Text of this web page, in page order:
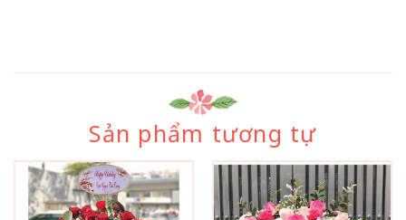
Sản phẩm tương tự